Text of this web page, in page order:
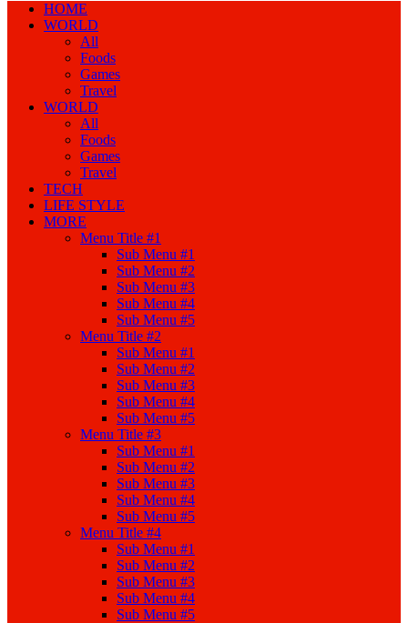
HOME
WORLD
All
Foods
Games
Travel
WORLD
All
Foods
Games
Travel
TECH
LIFE STYLE
MORE
Menu Title #1
Sub Menu #1
Sub Menu #2
Sub Menu #3
Sub Menu #4
Sub Menu #5
Menu Title #2
Sub Menu #1
Sub Menu #2
Sub Menu #3
Sub Menu #4
Sub Menu #5
Menu Title #3
Sub Menu #1
Sub Menu #2
Sub Menu #3
Sub Menu #4
Sub Menu #5
Menu Title #4
Sub Menu #1
Sub Menu #2
Sub Menu #3
Sub Menu #4
Sub Menu #5